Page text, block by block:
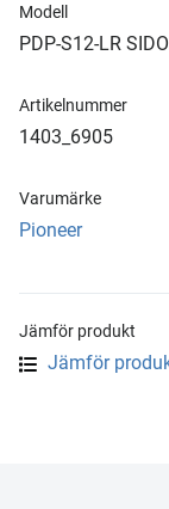
Modell
PDP-S12-LR
Artikelnummer
1403_6905
Varumärke
Pioneer
Jämför produkt
Jämför